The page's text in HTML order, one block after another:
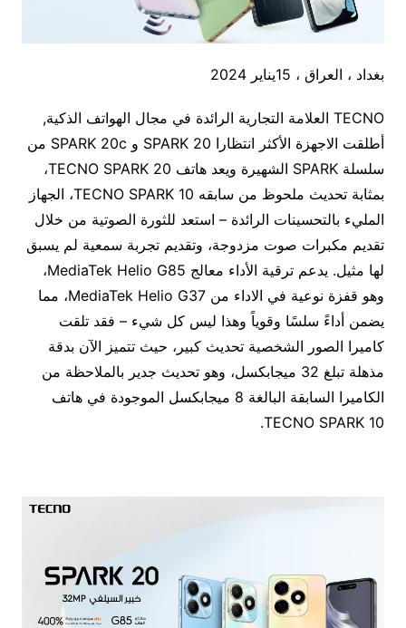
بغداد ، العراق ، 15يناير 2024
TECNO العلامة التجارية الرائدة في مجال الهواتف الذكية,
أطلقت الاجهزة الأكثر انتظارا SPARK 20 و SPARK 20c من
سلسلة SPARK الشهيرة ويعد هاتف TECNO SPARK 20،
بمثابة تحديث ملحوظ من سابقه TECNO SPARK 10، الجهاز
المليء بالتحسينات الرائدة – استعد للثورة الصوتية من خلال
تقديم مكبرات صوت مزدوجة، وتقديم تجربة سمعية لم يسبق
لها مثيل. يدعم ترقية الأداء معالج MediaTek Helio G85،
وهو قفزة نوعية في الاداء من MediaTek Helio G37، مما
يضمن أداءً سلسًا وقوياً وهذا ليس كل شيء – فقد تلقت
كاميرا الصور الشخصية تحديث كبير، حيث تتميز الآن بدقة
مذهلة تبلغ 32 ميجابكسل، وهو تحديث جدير بالملاحظة من
الكاميرا السابقة البالغة 8 ميجابكسل الموجودة في هاتف
TECNO SPARK 10.